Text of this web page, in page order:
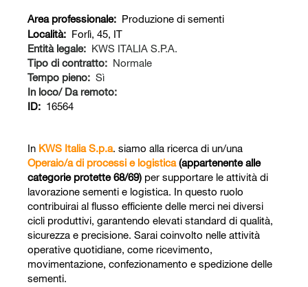
Area professionale: Produzione di sementi
Località: Forlì, 45, IT
Entità legale: KWS ITALIA S.P.A.
Tipo di contratto: Normale
Tempo pieno: Sì
In loco/ Da remoto:
ID: 16564
In KWS Italia S.p.a. siamo alla ricerca di un/una
Operaio/a di processi e logistica(appartenente alle
categorie protette 68/69) per supportare le attività di
lavorazione sementi e logistica. In questo ruolo
contribuirai al flusso efficiente delle merci nei diversi
cicli produttivi, garantendo elevati standard di qualità,
sicurezza e precisione. Sarai coinvolto nelle attività
operative quotidiane, come ricevimento,
movimentazione, confezionamento e spedizione delle
sementi.